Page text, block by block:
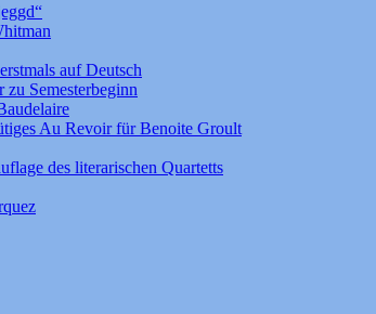
auf Deutsch
Semesterbeginn
Au Revoir für Benoite Groult
des literarischen Quartetts